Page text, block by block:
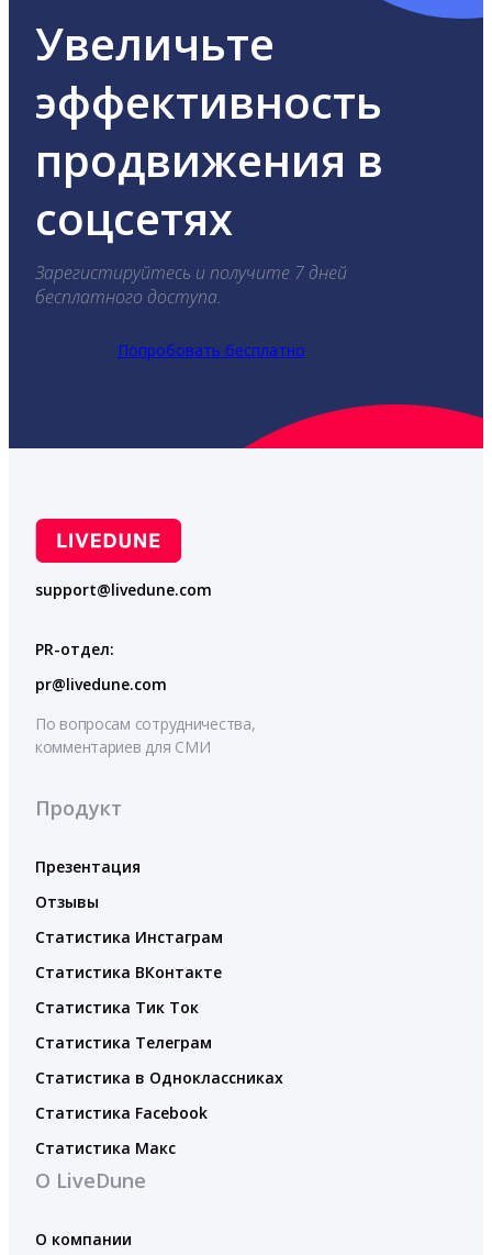
Увеличьте
эффективность
продвижения в
соцсетях
Зарегистируйтесь и получите 7 дней
бесплатного доступа.
Попробовать бесплатно
support@livedune.com
PR-отдел:
pr@livedune.com
По вопросам сотрудничества,
комментариев для СМИ
Продукт
Презентация
Отзывы
Статистика Инстаграм
Статистика ВКонтакте
Статистика Тик Ток
Статистика Телеграм
Статистика в Одноклассниках
Статистика Facebook
Статистика Макс
О LiveDune
О компании